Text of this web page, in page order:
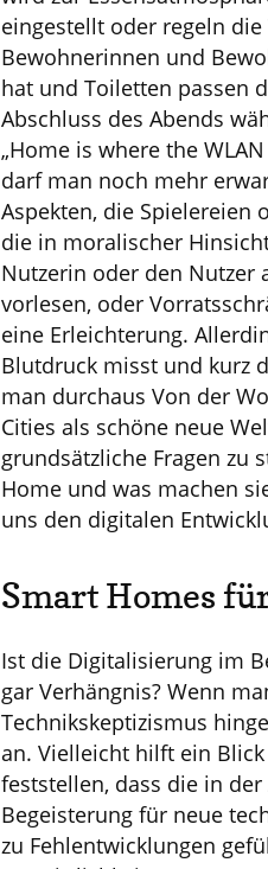
eingestellt oder regeln
Bewohnerinnen und
hat und Toiletten passen
Abschluss des Abends
„Home is where the
darf man noch mehr
Aspekten, die Spielereien
die in moralischer
Nutzerin oder den Nutzer
vorlesen, oder
eine Erleichterung.
Blutdruck misst und kurz
man durchaus Von der
Cities als schöne neue
grundsätzliche Fragen zu
Home und was machen
uns den digitalen
Smart Homes
Ist die Digitalisierung im
gar Verhängnis? Wenn
Technikskeptizismus
an. Vielleicht hilft ein
feststellen, dass die in
Begeisterung für neue
zu Fehlentwicklungen